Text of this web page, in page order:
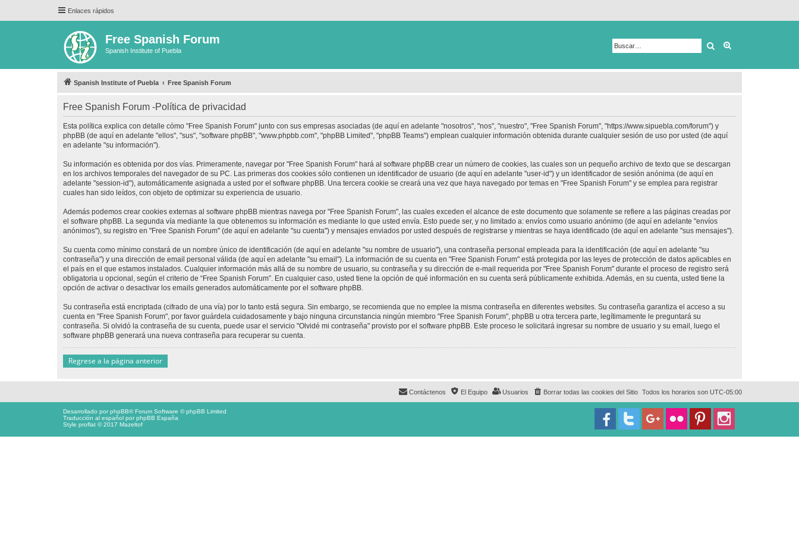
Enlaces rápidos
Free Spanish Forum
Spanish Institute of Puebla Buscar
Spanish Institute of Puebla Free Spanish Forum
Free Spanish Forum -Política de privacidad
Esta política explica con detalle cómo "Free Spanish Forum" junto con sus empresas asociadas (de aquí en adelante "nosotros", "nos", "nuestro", "Free Spanish Forum", "https://www.sipuebla.com/forum") y
phpBB (de aquí en adelante "ellos", "sus", "software phpBB", "www.phpbb.com", "phpBB Limited", "phpBB Teams") emplean cualquier información obtenida durante cualquier sesión de uso por usted (de aquí
en adelante "su información").
Su información es obtenida por dos vías. Primeramente, navegar por "Free Spanish Forum" hará al software phpBB crear un número de cookies, las cuales son un pequeño archivo de texto que se descargan
en los archivos temporales del navegador de su PC. Las primeras dos cookies sólo contienen un identificador de usuario (de aquí en adelante "user-id") y un identificador de sesión anónima (de aquí en
adelante "session-id"), automáticamente asignada a usted por el software phpBB. Una tercera cookie se creará una vez que haya navegado por temas en "Free Spanish Forum" y se emplea para registrar
cuales han sido leídos, con objeto de optimizar su experiencia de usuario.
Además podemos crear cookies externas al software phpBB mientras navega por "Free Spanish Forum", las cuales exceden el alcance de este documento que solamente se refiere a las páginas creadas por
el software phpBB. La segunda vía mediante la que obtenemos su información es mediante lo que usted envía. Esto puede ser, y no limitado a: envíos como usuario anónimo (de aquí en adelante "envíos
anónimos"), su registro en "Free Spanish Forum" (de aquí en adelante "su cuenta") y mensajes enviados por usted después de registrarse y mientras se haya identificado (de aquí en adelante "sus mensajes").
Su cuenta como mínimo constará de un nombre único de identificación (de aquí en adelante "su nombre de usuario"), una contraseña personal empleada para la identificación (de aquí en adelante "su
contraseña") y una dirección de email personal válida (de aquí en adelante "su email"). La información de su cuenta en "Free Spanish Forum" está protegida por las leyes de protección de datos aplicables en
el país en el que estamos instalados. Cualquier información más allá de su nombre de usuario, su contraseña y su dirección de e-mail requerida por "Free Spanish Forum" durante el proceso de registro será
obligatoria u opcional, según el criterio de “Free Spanish Forum”. En cualquier caso, usted tiene la opción de qué información en su cuenta será públicamente exhibida. Además, en su cuenta, usted tiene la
opción de activar o desactivar los emails generados automáticamente por el software phpBB.
Su contraseña está encriptada (cifrado de una vía) por lo tanto está segura. Sin embargo, se recomienda que no emplee la misma contraseña en diferentes websites. Su contraseña garantiza el acceso a su
cuenta en "Free Spanish Forum", por favor guárdela cuidadosamente y bajo ninguna circunstancia ningún miembro "Free Spanish Forum", phpBB u otra tercera parte, legítimamente le preguntará su
contraseña. Si olvidó la contraseña de su cuenta, puede usar el servicio "Olvidé mi contraseña" provisto por el software phpBB. Este proceso le solicitará ingresar su nombre de usuario y su email, luego el
software phpBB generará una nueva contraseña para recuperar su cuenta.
Regrese a la página anterior
Todos los horarios son UTC-05:00
Borrar todas las cookies del Sitio
Usuarios
El Equipo
Contáctenos
Desarrollado porphpBB® Forum Software © phpBB Limited
Traducción al español porphpBB España
Style proflat © 2017 Mazeltof